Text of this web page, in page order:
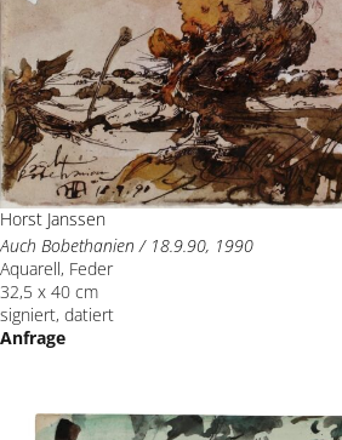
Horst Janssen
Auch Bobethanien / 18.9.90, 1990
Aquarell, Feder
32,5 x 40 cm
signiert, datiert
Anfrage